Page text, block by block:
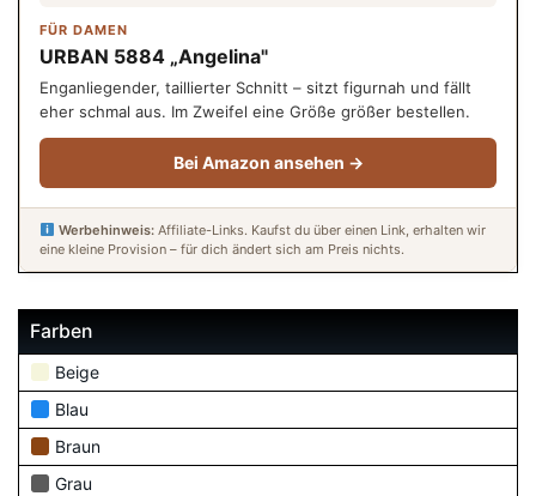
FÜR DAMEN
URBAN 5884 „Angelina"
Enganliegender, taillierter Schnitt – sitzt figurnah und fällt
eher schmal aus. Im Zweifel eine Größe größer bestellen.
Bei Amazon ansehen →
Werbehinweis:Affiliate-Links. Kaufst du über einen Link, erhalten wir
eine kleine Provision – für dich ändert sich am Preis nichts.
Farben
Beige
Blau
Braun
Grau